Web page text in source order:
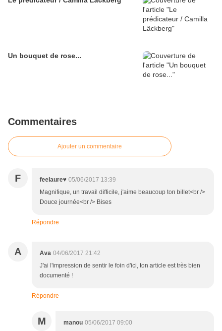
Un bouquet de rose...
Commentaires
Ajouter un commentaire
F feelaure♥ 05/06/2017 13:39
Magnifique, un travail difficile, j'aime beaucoup ton billet<br />
Douce journée<br /> Bises
Répondre
A Ava 04/06/2017 21:42
J'ai l'impression de sentir le foin d'ici, ton article est très bien
documenté !
Répondre
M manou 05/06/2017 09:00